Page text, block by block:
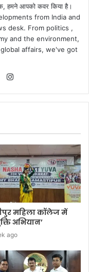
हमने आपको कवर किया है।
from India and
desk. From politics ,
and the environment,
affairs, we've got
Instagram
महिला कॉलेज में
अभियान’
ago